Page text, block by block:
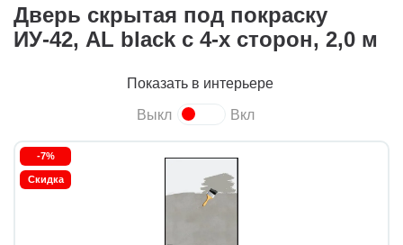
Дверь скрытая под покраску
ИУ-42, AL black с 4-х сторон, 2,0 м
Показать в интерьере
Выкл Вкл
-7%
Скидка